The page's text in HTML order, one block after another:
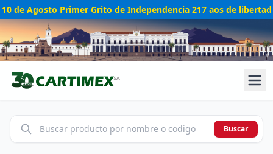
10 de Agosto Primer Grito de Independencia 217 aos de libertad
Buscar